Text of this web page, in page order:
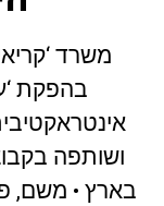
משרד
בהפקת
ושותפה
בארץ • משם,